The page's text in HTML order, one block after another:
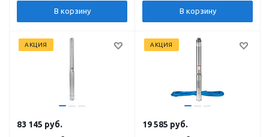
В корзину В корзину
АКЦИЯ
83 145 руб.
АКЦИЯ
19 585 руб.